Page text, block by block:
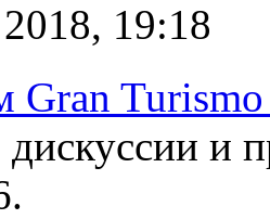
19:18
Gran
и